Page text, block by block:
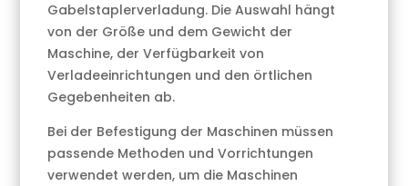
Gabelstaplerverladung. Die Auswahl hängt
von der Größe und dem Gewicht der
Maschine, der Verfügbarkeit von
Verladeeinrichtungen und den örtlichen
Gegebenheiten ab.
Bei der Befestigung der Maschinen müssen
passende Methoden und Vorrichtungen
verwendet werden, um die Maschinen